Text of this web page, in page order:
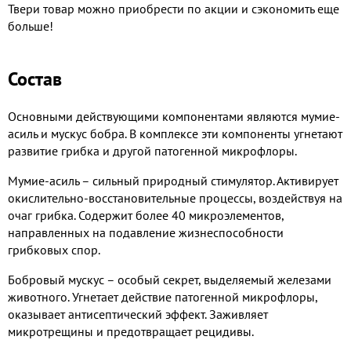
Твери товар можно приобрести по акции и сэкономить еще
больше!
Состав
Основными действующими компонентами являются мумие-
асиль и мускус бобра. В комплексе эти компоненты угнетают
развитие грибка и другой патогенной микрофлоры.
Мумие-асиль – сильный природный стимулятор. Активирует
окислительно-восстановительные процессы, воздействуя на
очаг грибка. Содержит более 40 микроэлементов,
направленных на подавление жизнеспособности
грибковых спор.
Бобровый мускус – особый секрет, выделяемый железами
животного. Угнетает действие патогенной микрофлоры,
оказывает антисептический эффект. Заживляет
микротрещины и предотвращает рецидивы.